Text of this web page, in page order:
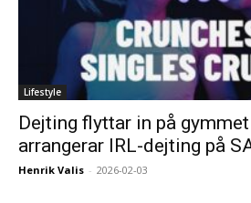
Lifestyle
Dejting flyttar in på
arrangerar IRL-dejting på
Henrik Valis - 2026-02-03